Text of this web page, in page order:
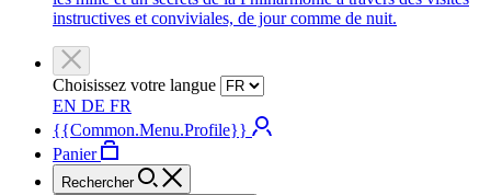
instructives et conviviales, de jour comme de nuit.
Choisissez votre langue
EN DE FR
{{Common.Menu.Profile}}
Panier
Rechercher